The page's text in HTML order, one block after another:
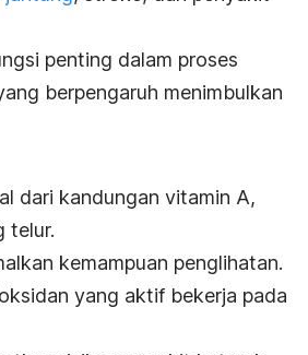
penting dalam proses
berpengaruh menimbulkan
dari kandungan vitamin A,
telur.
kemampuan penglihatan.
yang aktif bekerja pada